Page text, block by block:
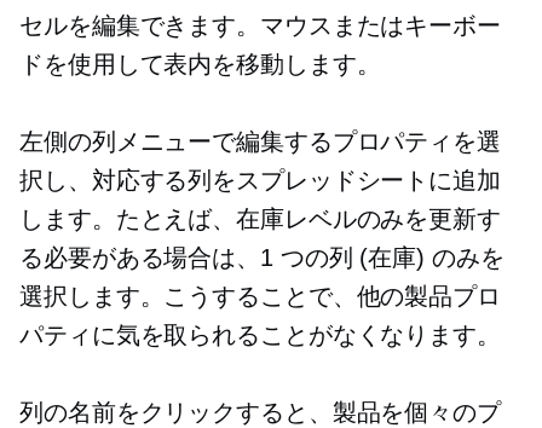
セルを編集できます。マウスまたはキーボー
ドを使用して表内を移動します。
左側の列メニューで編集するプロパティを選
択し、対応する列をスプレッドシートに追加
します。たとえば、在庫レベルのみを更新す
る必要がある場合は、1 つの列 (在庫) のみを
選択します。こうすることで、他の製品プロ
パティに気を取られることがなくなります。
列の名前をクリックすると、製品を個々のプ